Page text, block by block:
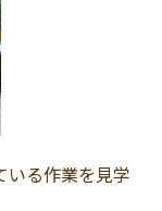
いる作業を見学